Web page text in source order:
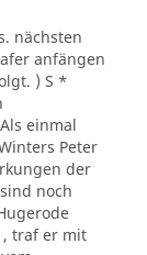
nächsten
anfängen
) S *
einmal
Peter
der
noch
, traf er mit